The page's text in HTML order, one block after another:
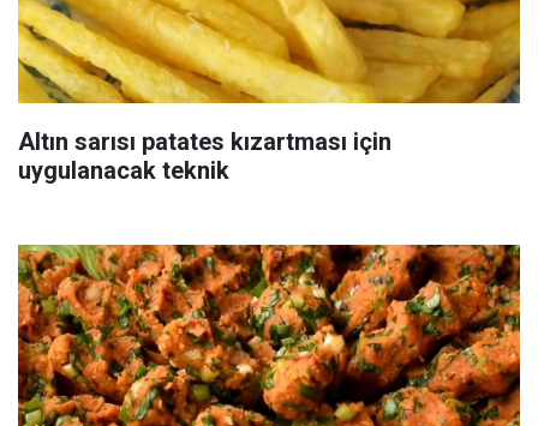
Altın sarısı patates kızartması için
uygulanacak teknik